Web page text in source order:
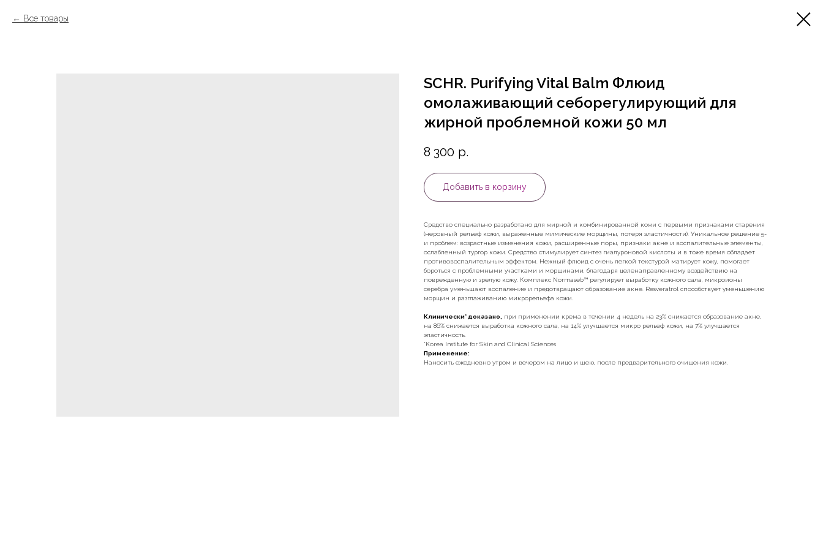
Все товары
SCHR. Purifying Vital Balm Флюид
омолаживающий себорегулирующий для
жирной проблемной кожи 50 мл
8 300 р.
Добавить в корзину
Средство специально разработано для жирной и комбинированной кожи с первыми признаками старения
(неровный рельеф кожи, выраженные мимические морщины, потеря эластичности). Уникальное решение 5-
и проблем: возрастные изменения кожи, расширенные поры, признаки акне и воспалительные элементы,
ослабленный тургор кожи. Средство стимулирует синтез гиалуроновой кислоты и в тоже время обладает
противовоспалительным эффектом. Нежный флюид с очень легкой текстурой матирует кожу, помогает
бороться с проблемными участками и морщинами, благодаря целенаправленному воздействию на
поврежденную и зрелую кожу. Комплекс Normaseb™ регулирует выработку кожного сала, микроионы
серебра уменьшают воспаление и предотвращают образование акне. Resveratrol способствует уменьшению
морщин и разглаживанию микрорельефа кожи.
Клинически* доказано,
при применении крема в течении 4 недель на 23% снижается образование акне,
на 86% снижается выработка кожного сала, на 14% улучшается микро рельеф кожи, на 7% улучшается
эластичность.
*Korea Institute for Skin and Clinical Sciences
Применение:
Наносить ежедневно утром и вечером на лицо и шею, после предварительного очищения кожи.